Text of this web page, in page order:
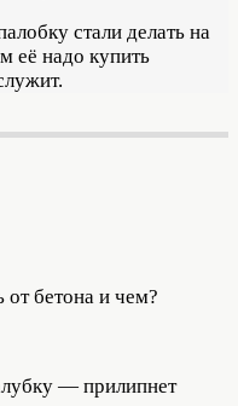
стали делать на
её надо купить
от бетона и чем?
— прилипнет